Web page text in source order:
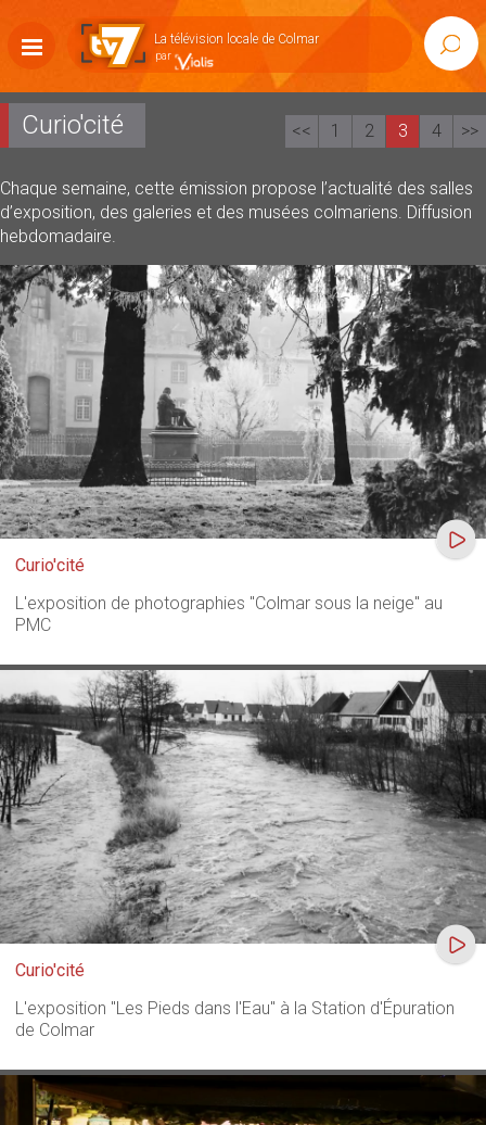
contenuAfficher
la
navigation
La télévision locale de Colmar
<< 1 2 3 4 >>
Curio'cité
Chaque semaine, cette émission propose l’actualité des salles
d’exposition, des galeries et des musées colmariens. Diffusion
hebdomadaire.
Curio'cité
L'exposition de photographies "Colmar sous la neige" au
PMC
Curio'cité
L'exposition "Les Pieds dans l'Eau" à la Station d'Épuration
de Colmar